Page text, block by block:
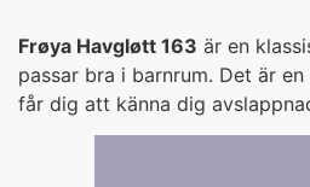
Frøya Havgløtt 163 är en
passar bra i barnrum. Det är
får dig att känna dig